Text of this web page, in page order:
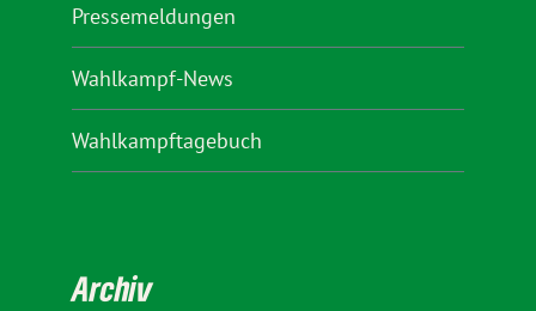
Pressemeldungen
Wahlkampf-News
Wahlkampftagebuch
Archiv